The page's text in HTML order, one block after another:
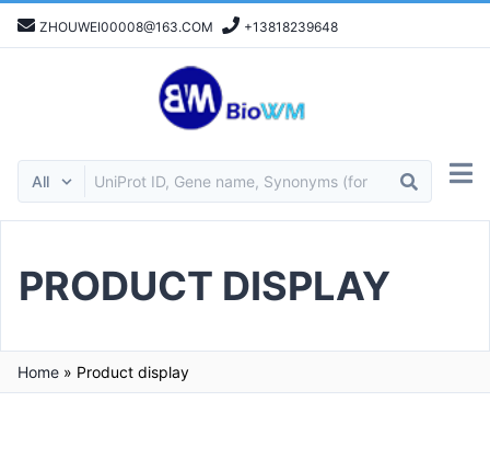
ZHOUWEI00008@163.COM +13818239648
PRODUCT DISPLAY
Home » Product display